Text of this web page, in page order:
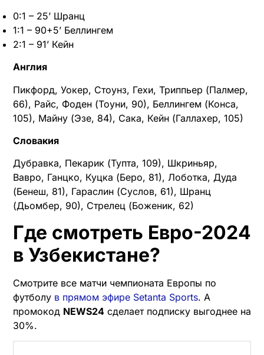
0:1 – 25’ Шранц
1:1 – 90+5’ Беллингем
2:1 – 91’ Кейн
Англия
Пикфорд, Уокер, Стоунз, Гехи, Триппьер (Палмер,
66), Райс, Фоден (Тоуни, 90), Беллингем (Конса,
105), Майну (Эзе, 84), Сака, Кейн (Галлахер, 105)
Словакия
Дубравка, Пекарик (Тупта, 109), Шкриньяр,
Вавро, Ганцко, Куцка (Беро, 81), Лоботка, Дуда
(Бенеш, 81), Гараслин (Суслов, 61), Шранц
(Дьомбер, 90), Стрелец (Боженик, 62)
Где смотреть Евро-2024
в Узбекистане?
Смотрите все матчи чемпионата Европы по
футболу в прямом эфире Setanta Sports. А
промокод NEWS24 сделает подписку выгоднее на
30%.